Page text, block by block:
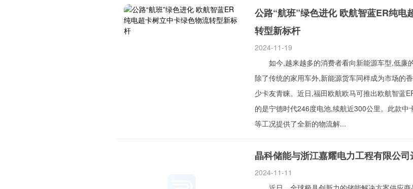
公路“航班”绿色进化 欧航智蓝ER纯电
转型新标杆
2024-11-19
如今,越来越多的消费者看向新能源车型,低廉的
除了传统的家用车外,新能源货车同样成为市场的
少卡友青睐。近日,福田欧航欧马可推出欧航智蓝
的是宁德时代246度电池,续航近300公里。此款中
等工况提供了全新的物流解...
晶科储能与浙江嘉耀电力工程有限公
2024-11-11